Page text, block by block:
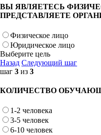
ВЫ ЯВЛЯЕТЕСЬ
ПРЕДСТАВЛЯЕТЕ
Физическое лицо
Юридическое лицо
Выберите цель
Назад Следующий шаг
шаг 3 из 3
КОЛИЧЕСТВО
1-2 человека
3-5 человек
6-10 человек